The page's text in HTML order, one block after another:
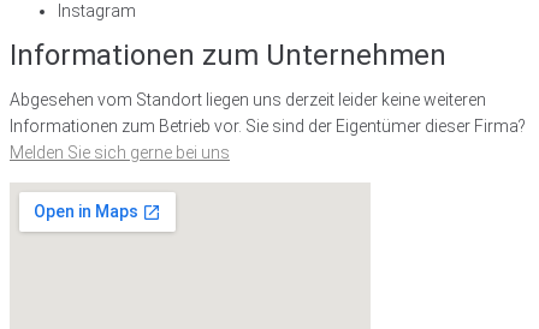
Instagram
Informationen zum Unternehmen
Abgesehen vom Standort liegen uns derzeit leider keine weiteren
Informationen zum Betrieb vor. Sie sind der Eigentümer dieser Firma?
Melden Sie sich gerne bei uns